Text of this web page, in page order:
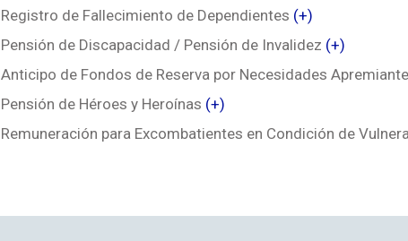
Registro de Fallecimiento de Dependientes (+)
Pensión de Discapacidad / Pensión de Invalidez (+)
Anticipo de Fondos de Reserva por Necesidades
Pensión de Héroes y Heroínas (+)
Remuneración para Excombatientes en Condición de